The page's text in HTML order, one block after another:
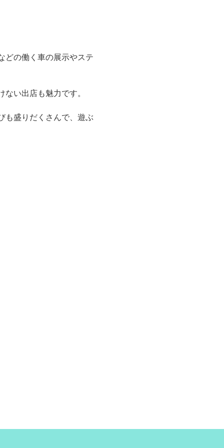
どの働く車の展示やステ
い出店も魅力です。
も盛りだくさんで、遊ぶ